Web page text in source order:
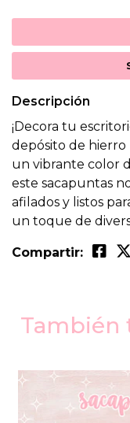
Descripción
¡Decora tu
depósito de hierro
un vibrante color
este sacapuntas
afilados y listos
un toque de
Compartir:
También